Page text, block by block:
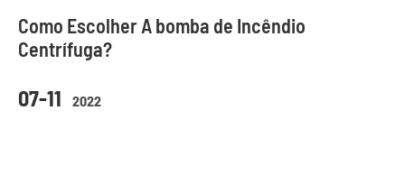
07-11 2022
Como Escolher A bomba de Incêndio
Centrífuga?